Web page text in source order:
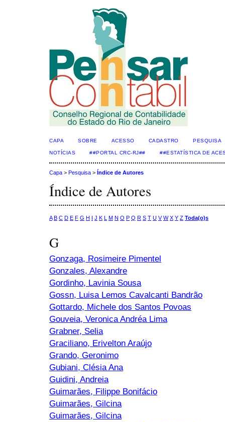
CAPA SOBRE ACESSO CADASTRO PESQUISA
NOTÍCIAS ##PORTAL CRC-RJ## ##ESTATÍSTICA DE
Capa > Pesquisa > Índice de Autores
Índice de Autores
A B C D E F G H I J K L M N O P Q R S T U V W X Y Z Toda(o)s
G
Gonzaga, Rosimeire Pimentel
Gonzales, Alexandre
Gordinho, Lavinia Sousa
Gossn, Luisa Lemos Cavalcanti Bandrão
Gottardo, Michele dos Santos Povoas
Gouveia, Veronica Andréa Lima
Grabner, Selia
Graciliano, Erivelton Araújo
Grando, Geronimo
Gubiani, Clésia Ana
Guidini, Andreia
Guimarães, Filippe Bonifácio
Guimarães, Gilcina
Guimarães, Gilcina